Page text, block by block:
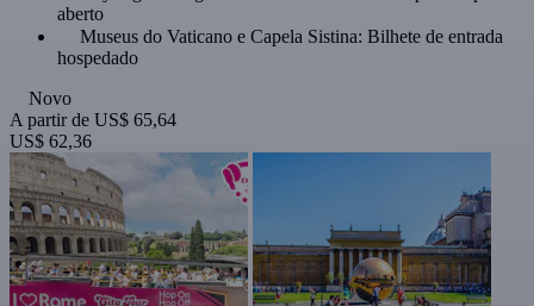
aberto
Museus do Vaticano e Capela Sistina: Bilhete de entrada
hospedado
Novo
A partir de US$ 65,64
US$ 62,36